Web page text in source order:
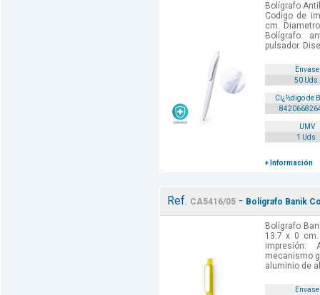
Bolígrafo
Codigo de
cm.
Bolígrafo
pulsador.
Envase
50 Uds.
Cï¿½digo de
UMV
1 Uds.
+ Información
Ref. CA5416/05- Bolígrafo Banik
Bolígrafo
13.7 x 0
impresión:
mecanismo
aluminio de
Envase